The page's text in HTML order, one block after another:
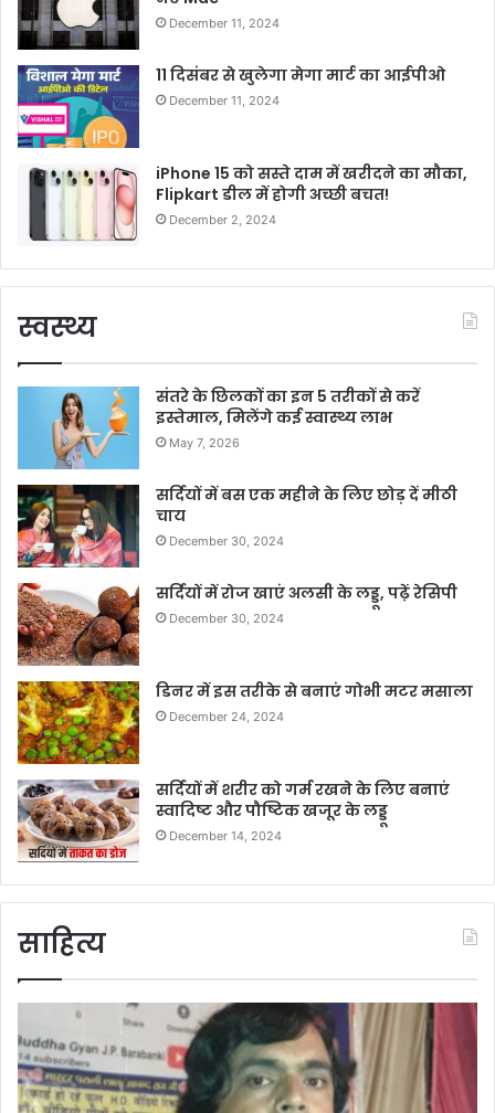
December 11, 2024
11 दिसंबर से खुलेगा मेगा मार्ट का आईपीओ
December 11, 2024
iPhone 15 को सस्ते दाम में खरीदने का मौका,
Flipkart डील में होगी अच्छी बचत!
December 2, 2024
स्वस्थ्य
संतरे के छिलकों का इन 5 तरीकों से करें
इस्तेमाल, मिलेंगे कई स्वास्थ्य लाभ
May 7, 2026
सर्दियों में बस एक महीने के लिए छोड़ दें मीठी
चाय
December 30, 2024
सर्दियों में रोज खाएं अलसी के लड्डू, पढ़ें रेसिपी
December 30, 2024
डिनर में इस तरीके से बनाएं गोभी मटर मसाला
December 24, 2024
सर्दियों में शरीर को गर्म रखने के लिए बनाएं
स्वादिष्ट और पौष्टिक खजूर के लड्डू
December 14, 2024
साहित्य